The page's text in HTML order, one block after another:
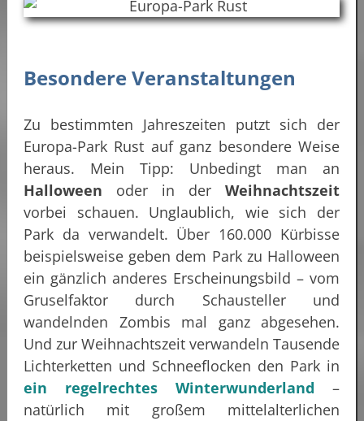
Besondere Veranstaltungen
Zu bestimmten Jahreszeiten putzt sich der
Europa-Park Rust auf ganz besondere Weise
heraus. Mein Tipp: Unbedingt man an
Halloween oder in der Weihnachtszeit
vorbei schauen. Unglaublich, wie sich der
Park da verwandelt. Über 160.000 Kürbisse
beispielsweise geben dem Park zu Halloween
ein gänzlich anderes Erscheinungsbild – vom
Gruselfaktor durch Schausteller und
wandelnden Zombis mal ganz abgesehen.
Und zur Weihnachtszeit verwandeln Tausende
Lichterketten und Schneeflocken den Park in
ein regelrechtes Winterwunderland –
natürlich mit großem mittelalterlichen